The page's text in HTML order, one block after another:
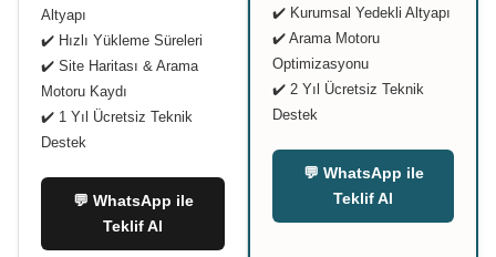
Altyapı
✔️ Hızlı Yükleme Süreleri
✔️ Site Haritası & Arama
Motoru Kaydı
✔️ 1 Yıl Ücretsiz Teknik
Destek
💬 WhatsApp ile
Teklif Al
✔️ Kurumsal Yedekli Altyapı
✔️ Arama Motoru
Optimizasyonu
✔️ 2 Yıl Ücretsiz Teknik
Destek
💬 WhatsApp ile
Teklif Al